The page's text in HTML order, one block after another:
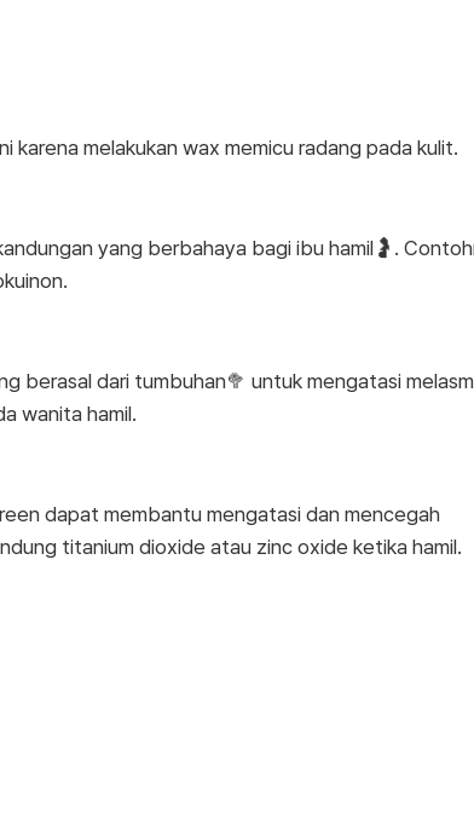
karena melakukan wax memicu radang pada kulit.
yang berbahaya bagi ibu hamil🤰.
berasal dari tumbuhan🥦 untuk mengatasi
wanita hamil.
dapat membantu mengatasi dan mencegah
titanium dioxide atau zinc oxide ketika hamil.